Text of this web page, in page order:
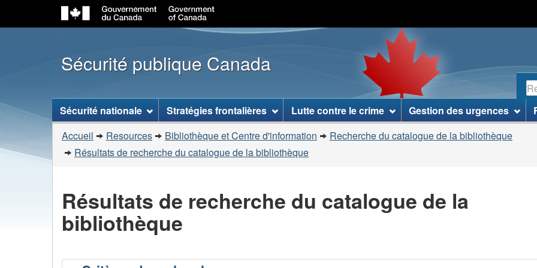
au
contenu
principal
à
«
propos
ce
site
»
à
la
version
simplifiée
Sécurité publique Canada
Menu
des
sujets
Sécurité nationale Stratégies frontalières Lutte contre le crime Gestion des urgences
Vous
êtes
Accueil Resources Bibliothèque et Centre d'information
Recherche du catalogue de la bibliothèque
Résultats de recherche du catalogue de la bibliothèque
Résultats de recherche du catalogue de la
bibliothèque